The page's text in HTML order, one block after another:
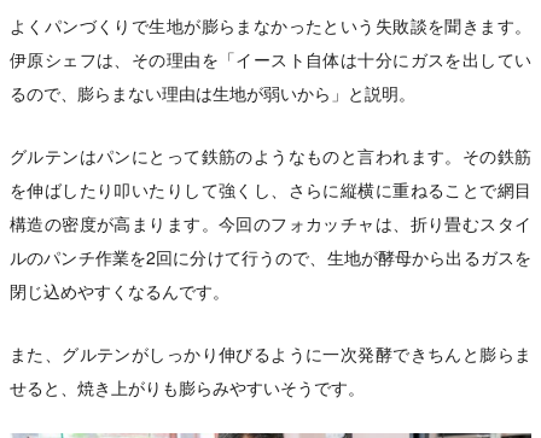
よくパンづくりで生地が膨らまなかったという失敗談を聞きます。
伊原シェフは、その理由を「イースト自体は十分にガスを出してい
るので、膨らまない理由は生地が弱いから」と説明。
グルテンはパンにとって鉄筋のようなものと言われます。その鉄筋
を伸ばしたり叩いたりして強くし、さらに縦横に重ねることで網目
構造の密度が高まります。今回のフォカッチャは、折り畳むスタイ
ルのパンチ作業を2回に分けて行うので、生地が酵母から出るガスを
閉じ込めやすくなるんです。
また、グルテンがしっかり伸びるように一次発酵できちんと膨らま
せると、焼き上がりも膨らみやすいそうです。